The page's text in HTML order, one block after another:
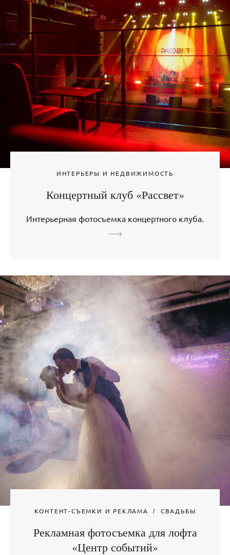
ИНТЕРЬЕРЫ И НЕДВИЖИМОСТЬ
Концертный клуб «Рассвет»
Интерьерная фотосъемка концертного клуба.
КОНТЕНТ-СЪЕМКИ И РЕКЛАМА СВАДЬБЫ
Рекламная фотосъемка для лофта
«Центр событий»